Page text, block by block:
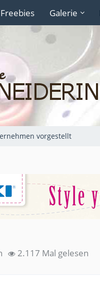
Freebies Galerie
vorgestellt
2.117 Mal gelesen